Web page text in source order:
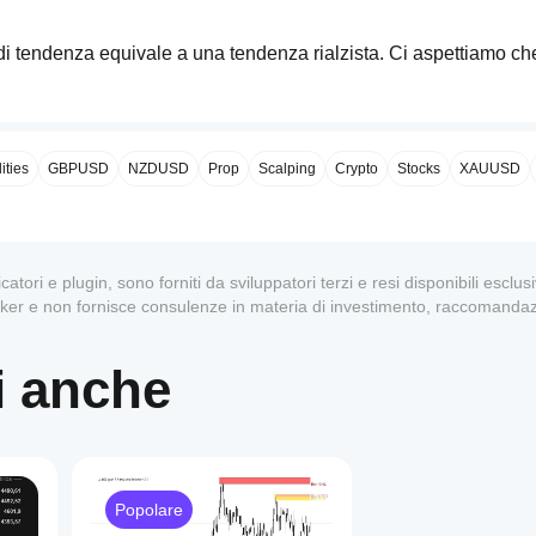
equivale a una tendenza rialzista. Ci aspettiamo
tendenza equivale a una tendenza ribassista. Ci aspettiamo
volume che quotano.
tendenza basata su massimi e minimi. Di conseguenza,
attraverso diverse fasi di mercato. Può variare,
cui abbiamo deviazioni. Per impostazione predefinita,
GBPUSD NZDUSD Prop Scalping Crypto Stocks XAUUSD
e plugin, sono forniti da sviluppatori terzi e resi disponibili
e non fornisce consulenze in materia di investimento,
anche
Popolare